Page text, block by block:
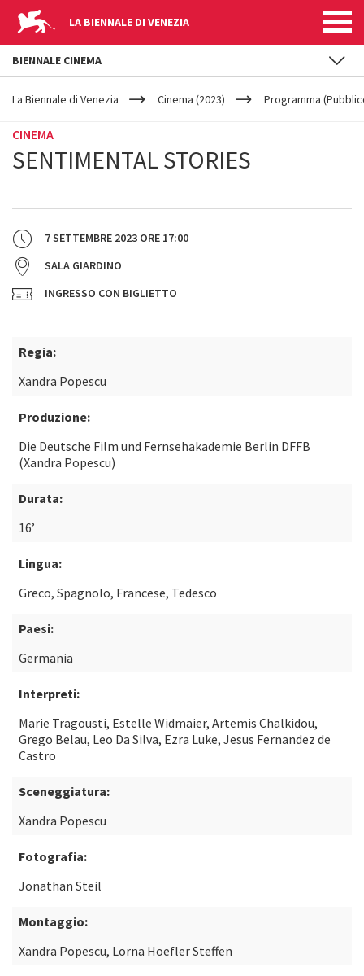
LA BIENNALE DI VENEZIA
YOUR
ARE
La Biennale di Venezia Cinema (2023) Programma
CINEMA
SENTIMENTAL STORIES
7 SETTEMBRE 2023 ORE 17:00
SALA GIARDINO
INGRESSO CON BIGLIETTO
Regia:
Xandra Popescu
Produzione:
Die Deutsche Film und Fernsehakademie Berlin DFFB
(Xandra Popescu)
Durata:
16’
Lingua:
Greco, Spagnolo, Francese, Tedesco
Paesi:
Germania
Interpreti:
Marie Tragousti, Estelle Widmaier, Artemis Chalkidou,
Grego Belau, Leo Da Silva, Ezra Luke, Jesus Fernandez de
Castro
Sceneggiatura:
Xandra Popescu
Fotografia:
Jonathan Steil
Montaggio:
Xandra Popescu, Lorna Hoefler Steffen
BIENNALE CINEMA